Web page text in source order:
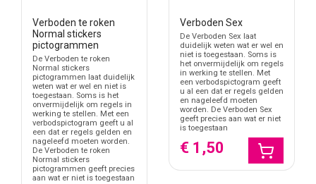
Verboden te roken
Normal stickers
pictogrammen
De Verboden te roken
Normal stickers
pictogrammen laat duidelijk
weten wat er wel en niet is
toegestaan. Soms is het
onvermijdelijk om regels in
werking te stellen. Met een
verbodspictogram geeft u al
een dat er regels gelden en
nageleefd moeten worden.
De Verboden te roken
Normal stickers
pictogrammen geeft precies
aan wat er niet is toegestaan
Verboden Sex
De Verboden Sex laat
duidelijk weten wat er wel en
niet is toegestaan. Soms is
het onvermijdelijk om regels
in werking te stellen. Met
een verbodspictogram geeft
u al een dat er regels gelden
en nageleefd moeten
worden. De Verboden Sex
geeft precies aan wat er niet
is toegestaan
€ 1,50